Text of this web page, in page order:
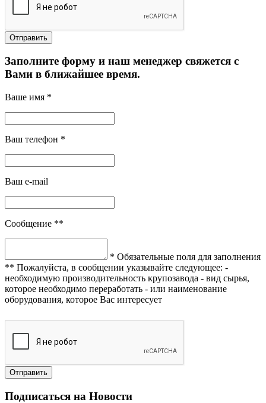
Заполните форму и наш менеджер свяжется с
Вами в ближайшее время.
Ваше имя *
Ваш телефон *
Ваш e-mail
Сообщение **
* Обязательные поля для заполнения
** Пожалуйста, в сообщении указывайте следующее: -
необходимую производительность крупозавода - вид сырья,
которое необходимо переработать - или наименование
оборудования, которое Вас интересует
Подписаться на Новости